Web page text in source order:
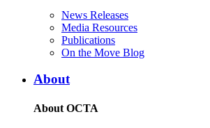
News Releases
Media Resources
Publications
On the Move Blog
About
About OCTA